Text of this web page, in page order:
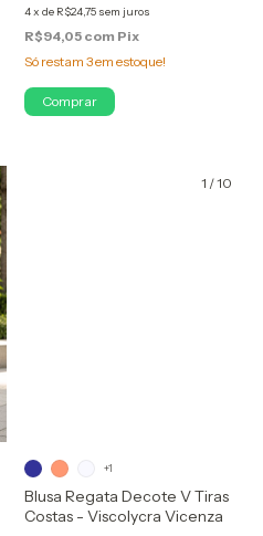
4x de R$24,75 sem juros
R$94,05 com Pix
Só restam 3em estoque!
Comprar
1 /10
Blusa Regata Decote V Tiras
Costas - Viscolycra Vicenza
+1